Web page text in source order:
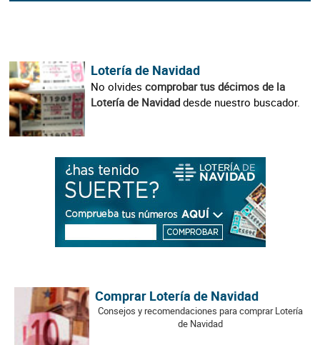
Lotería de Navidad
No olvidescomprobar tus décimos de la
Lotería de Navidad desde nuestro buscador.
Comprar Lotería de Navidad
Consejos y recomendaciones para comprar Lotería
de Navidad